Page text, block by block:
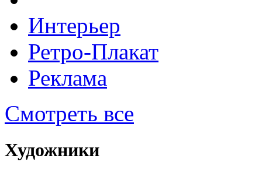
Интерьер
Ретро-Плакат
Реклама
Смотреть все
Художники